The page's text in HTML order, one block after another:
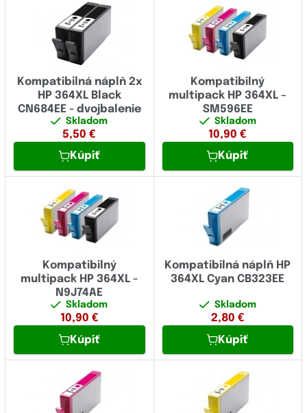
Kompatibilná náplň 2x
HP 364XL Black
CN684EE - dvojbalenie
Skladom
5,50 €
Kúpiť
Kompatibilný
multipack HP 364XL –
SM596EE
Skladom
10,90 €
Kúpiť
Kompatibilný
multipack HP 364XL -
N9J74AE
Skladom
10,90 €
Kúpiť
Kompatibilná náplň HP
364XL Cyan CB323EE
Skladom
2,80 €
Kúpiť